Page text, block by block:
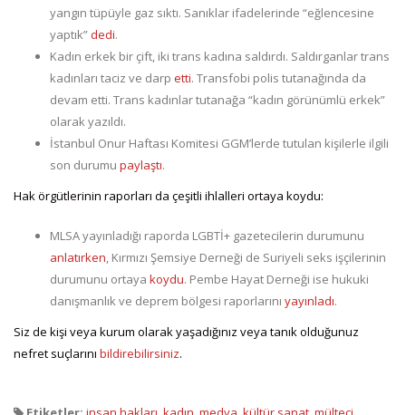
yangın tüpüyle gaz sıktı. Sanıklar ifadelerinde “eğlencesine
yaptık”dedi.
Kadın erkek bir çift, iki trans kadına saldırdı. Saldırganlar trans
kadınları taciz ve darp etti. Transfobi polis tutanağında da
devam etti. Trans kadınlar tutanağa “kadın görünümlü erkek”
olarak yazıldı.
İstanbul Onur Haftası Komitesi GGM’lerde tutulan kişilerle ilgili
son durumu paylaştı.
Hak örgütlerinin raporları da çeşitli ihlalleri ortaya koydu:
MLSA yayınladığı raporda LGBTİ+ gazetecilerin durumunu
anlatırken, Kırmızı Şemsiye Derneği de Suriyeli seks işçilerinin
durumunu ortaya koydu. Pembe Hayat Derneği ise hukuki
danışmanlık ve deprem bölgesi raporlarını yayınladı.
Siz de kişi veya kurum olarak yaşadığınız veya tanık olduğunuz
nefret suçlarını bildirebilirsiniz.